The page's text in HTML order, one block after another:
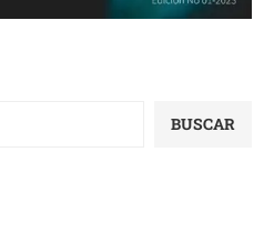
BUSCAR